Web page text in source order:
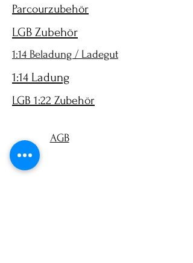
Parcourzubehör
LGB Zubehör
1:14 Beladung / Ladegut
1:14 Ladung
LGB 1:22 Zubehör
AGB